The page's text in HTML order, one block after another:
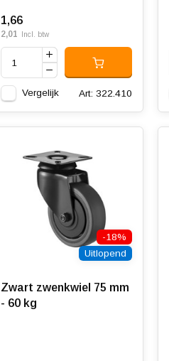
1,66
2,01 Incl. btw
Vergelijk Art: 322.410
-18%
Uitlopend
Zwart zwenkwiel 75 mm
- 60 kg